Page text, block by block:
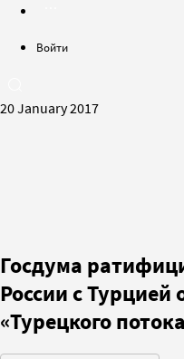
Войти
20 January 2017
Госдума
России с Турцией
«Турецкого